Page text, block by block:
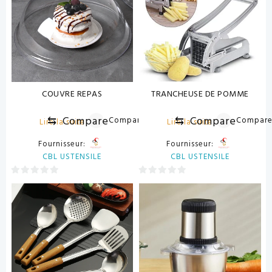
COUVRE REPAS
Lire la suite
⇆ CompareCompare
Fournisseur:
CBL USTENSILE
0
sur
TRANCHEUSE DE POMME
Lire la suite
⇆ Compare
Fournisseur:
CBL USTENSILE
0